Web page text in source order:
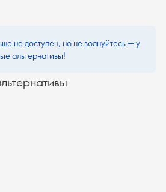
не доступен, но не волнуйтесь — у
альтернативы!